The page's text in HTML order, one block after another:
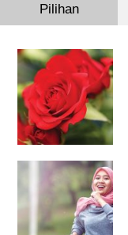
Pilihan